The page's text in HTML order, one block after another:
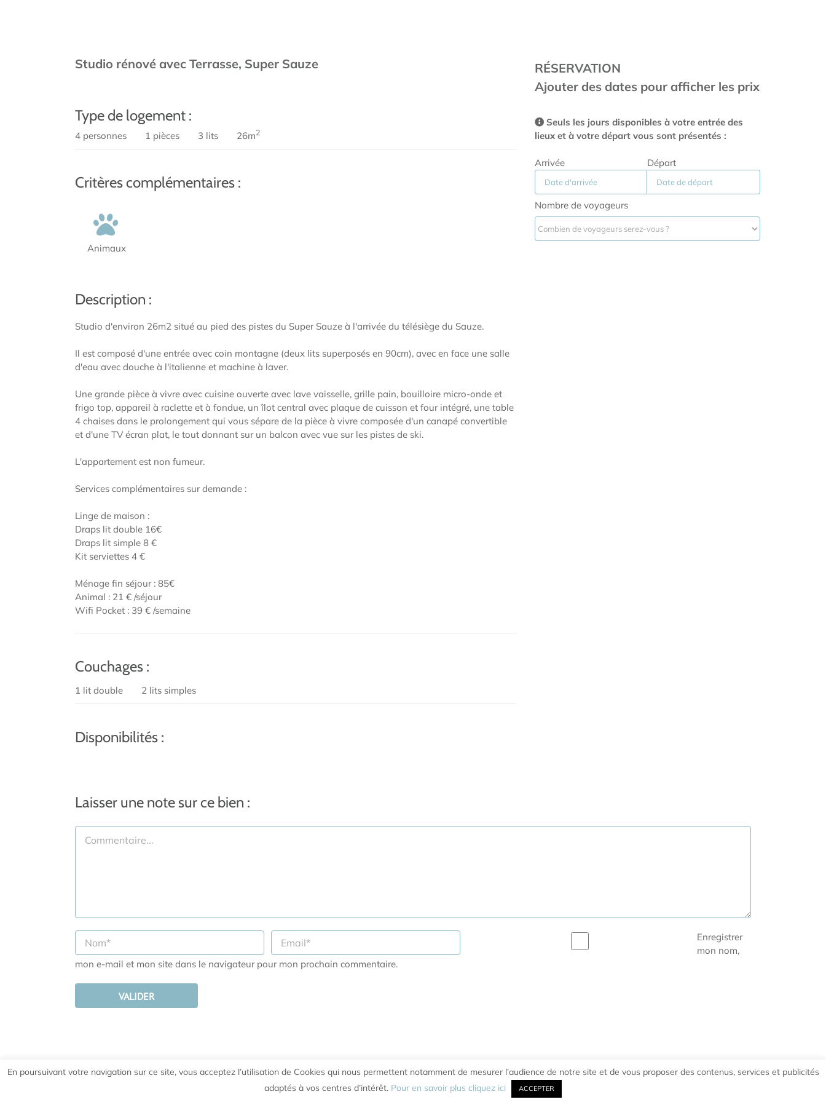
Studio rénové avec Terrasse, Super Sauze
Type de logement :
4 personnes 1 pièces 3 lits 26m2
Critères complémentaires :
Animaux
Description :
Studio d'environ 26m2 situé au pied des pistes du Super Sauze à l'arrivée du télésiège du Sauze.
Il est composé d'une entrée avec coin montagne (deux lits superposés en 90cm), avec en face une salle
d'eau avec douche à l'italienne et machine à laver.
Une grande pièce à vivre avec cuisine ouverte avec lave vaisselle, grille pain, bouilloire micro-onde et
frigo top, appareil à raclette et à fondue, un îlot central avec plaque de cuisson et four intégré, une table
4 chaises dans le prolongement qui vous sépare de la pièce à vivre composée d'un canapé convertible
et d'une TV écran plat, le tout donnant sur un balcon avec vue sur les pistes de ski.
L'appartement est non fumeur.
Services complémentaires sur demande :
Linge de maison :
Draps lit double 16€
Draps lit simple 8 €
Kit serviettes 4 €
Ménage fin séjour : 85€
Animal : 21 € /séjour
Wifi Pocket : 39 € /semaine
Couchages :
1 lit double 2 lits simples
Disponibilités :
RÉSERVATION
Ajouter des dates pour afficher les prix
Seuls les jours disponibles à votre entrée des
lieux et à votre départ vous sont présentés :
Arrivée Départ
Nombre de voyageurs
Laisser une note sur ce bien :
Enregistrer
mon nom,
mon e-mail et mon site dans le navigateur pour mon prochain commentaire.
Mentions légales et Politique de Condidentialité | CGV | Contact
En poursuivant votre navigation sur ce site, vous acceptez l’utilisation de Cookies qui nous permettent notamment de mesurer l’audience de notre site et de vous proposer des contenus, services et publicités
adaptés à vos centres d’intérêt. Pour en savoir plus cliquez ici ACCEPTER